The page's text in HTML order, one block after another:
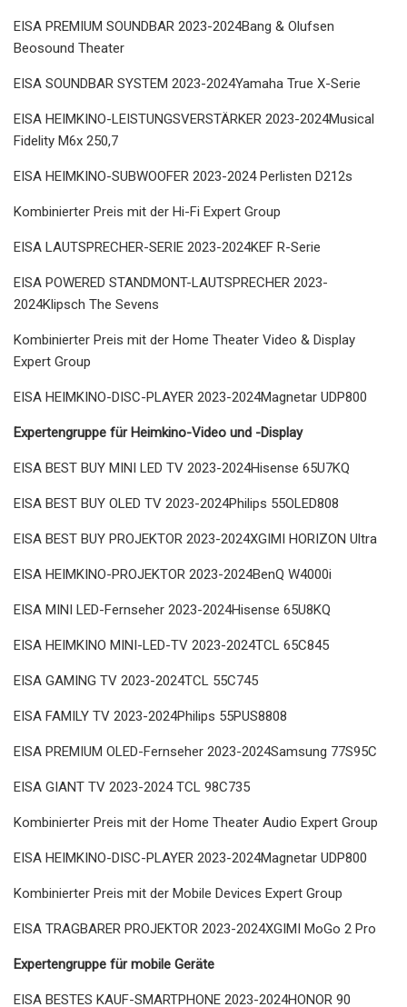
EISA PREMIUM SOUNDBAR 2023-2024Bang & Olufsen
Beosound Theater
EISA SOUNDBAR SYSTEM 2023-2024Yamaha True X-Serie
EISA HEIMKINO-LEISTUNGSVERSTÄRKER 2023-2024Musical
Fidelity M6x 250,7
EISA HEIMKINO-SUBWOOFER 2023-2024 Perlisten D212s
Kombinierter Preis mit der Hi-Fi Expert Group
EISA LAUTSPRECHER-SERIE 2023-2024KEF R-Serie
EISA POWERED STANDMONT-LAUTSPRECHER 2023-
2024Klipsch The Sevens
Kombinierter Preis mit der Home Theater Video & Display
Expert Group
EISA HEIMKINO-DISC-PLAYER 2023-2024Magnetar UDP800
Expertengruppe für Heimkino-Video und -Display
EISA BEST BUY MINI LED TV 2023-2024Ηisense 65U7KQ
EISA BEST BUY OLED TV 2023-2024Philips 55OLED808
EISA BEST BUY PROJEKTOR 2023-2024XGIMI HORIZON Ultra
EISA HEIMKINO-PROJEKTOR 2023-2024BenQ W4000i
EISA MINI LED-Fernseher 2023-2024Ηisense 65U8KQ
EISA HEIMKINO MINI-LED-TV 2023-2024TCL 65C845
EISA GAMING TV 2023-2024TCL 55C745
EISA FAMILY TV 2023-2024Philips 55PUS8808
EISA PREMIUM OLED-Fernseher 2023-2024Samsung 77S95C
EISA GIANT TV 2023-2024 TCL 98C735
Kombinierter Preis mit der Home Theater Audio Expert Group
EISA HEIMKINO-DISC-PLAYER 2023-2024Magnetar UDP800
Kombinierter Preis mit der Mobile Devices Expert Group
EISA TRAGBARER PROJEKTOR 2023-2024XGIMI MoGo 2 Pro
Expertengruppe für mobile Geräte
EISA BESTES KAUF-SMARTPHONE 2023-2024HONOR 90